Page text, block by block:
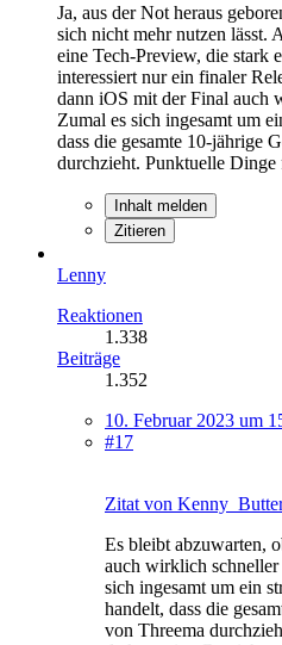
Ja, aus der Not heraus
sich nicht mehr nutzen lässt.
eine Tech-Preview, die stark
interessiert nur ein finaler
dann iOS mit der Final auch
Zumal es sich ingesamt um
dass die gesamte 10-jährige
durchzieht. Punktuelle
Inhalt melden
Zitieren
Lenny
Reaktionen
1.338
Beiträge
1.352
10. Februar 2023 um
#17
Zitat von
Es bleibt abzuwarten,
auch wirklich
sich ingesamt um ein
handelt, dass die
von Threema